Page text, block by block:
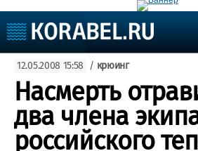
Судоходство
Судоремонт
События
Порты
Рыболовство
ВМФ
12.05.2008 15:58 / крюинг
Насмерть
два члена
российского